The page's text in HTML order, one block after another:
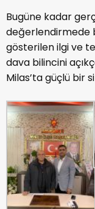
Bugüne kadar
değerlendirmede
gösterilen ilgi ve
dava bilincini
Milas’ta güçlü bir